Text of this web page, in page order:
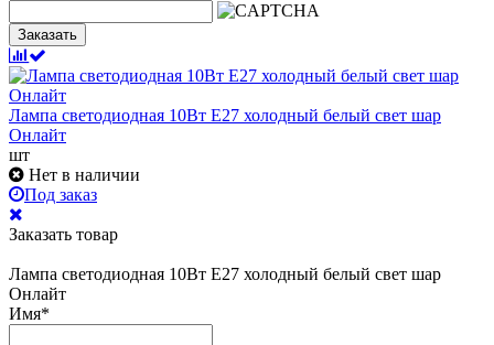
Заказать
Лампа светодиодная 10Вт Е27 холодный белый свет шар
Онлайт
шт
Нет в наличии
Под заказ
Заказать товар
Лампа светодиодная 10Вт Е27 холодный белый свет шар
Онлайт
Имя*